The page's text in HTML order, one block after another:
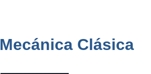
Mecánica Clásica